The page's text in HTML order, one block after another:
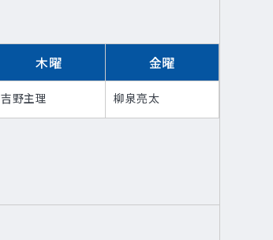
木曜
金曜
吉野主理 柳泉亮太